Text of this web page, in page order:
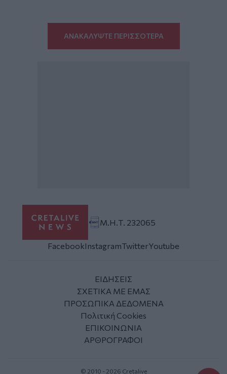
ΑΝΑΚΑΛΥΨΤΕ ΠΕΡΙΣΣΟΤΕΡΑ
Μ.Η.Τ. 232065
FacebookInstagramTwitterYoutube
ΕΙΔΗΣΕΙΣ
ΣΧΕΤΙΚΑ ΜΕ ΕΜΑΣ
ΠΡΟΣΩΠΙΚΑ ΔΕΔΟΜΕΝΑ
Πολιτική Cookies
ΕΠΙΚΟΙΝΩΝΙΑ
ΑΡΘΡΟΓΡΑΦΟΙ
© 2010 - 2026 Cretalive